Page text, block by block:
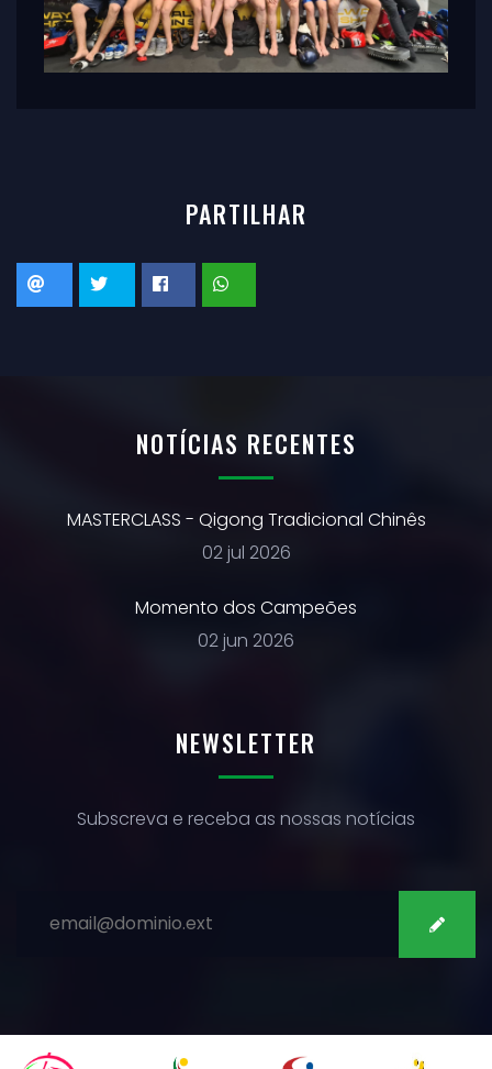
PARTILHAR
NOTÍCIAS RECENTES
MASTERCLASS - Qigong Tradicional Chinês
02 jul 2026
Momento dos Campeões
02 jun 2026
NEWSLETTER
Subscreva e receba as nossas notícias